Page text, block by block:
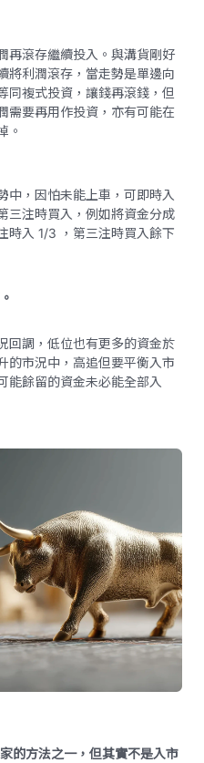
再滾存繼續投入。與溝貨剛好
將利潤滾存，當走勢是單邊向
同複式投資，讓錢再滾錢，但
需要再用作投資，亦有可能在
。
中，因怕未能上車，可即時入
三注時買入，例如將資金分成
時入 1/3 ，第三注時買入餘下
回調，低位也有更多的資金於
的市況中，高追但要平衡入市
能餘留的資金未必能全部入
的方法之一，但其實不是入市